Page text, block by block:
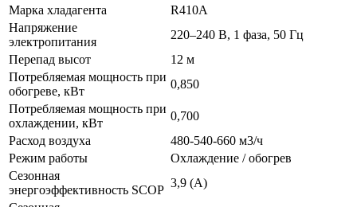
Марка хладагента
R410A
Напряжение
электропитания
220–240 B, 1 фаза, 50 Гц
Перепад высот
12 м
Потребляемая мощность при
обогреве, кВт
0,850
Потребляемая мощность при
охлаждении, кВт
0,700
Расход воздуха
480-540-660 м3/ч
Режим работы
Охлаждение / обогрев
Сезонная
энергоэффективность SCOP
3,9 (A)